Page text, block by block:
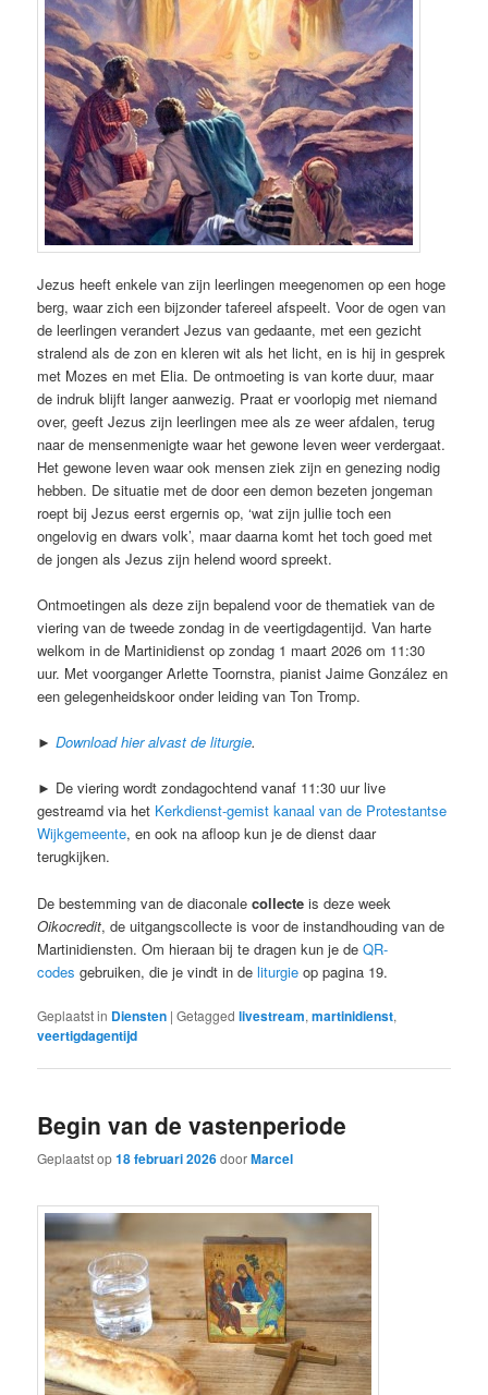
Jezus heeft enkele van zijn leerlingen meegenomen op een hoge
berg, waar zich een bijzonder tafereel afspeelt. Voor de ogen van
de leerlingen verandert Jezus van gedaante, met een gezicht
stralend als de zon en kleren wit als het licht, en is hij in gesprek
met Mozes en met Elia. De ontmoeting is van korte duur, maar
de indruk blijft langer aanwezig. Praat er voorlopig met niemand
over, geeft Jezus zijn leerlingen mee als ze weer afdalen, terug
naar de mensenmenigte waar het gewone leven weer verdergaat.
Het gewone leven waar ook mensen ziek zijn en genezing nodig
hebben. De situatie met de door een demon bezeten jongeman
roept bij Jezus eerst ergernis op, ‘wat zijn jullie toch een
ongelovig en dwars volk’, maar daarna komt het toch goed met
de jongen als Jezus zijn helend woord spreekt.
Ontmoetingen als deze zijn bepalend voor de thematiek van de
viering van de tweede zondag in de veertigdagentijd. Van harte
welkom in de Martinidienst op zondag 1 maart 2026 om 11:30
uur. Met voorganger Arlette Toornstra, pianist Jaime González en
een gelegenheidskoor onder leiding van Ton Tromp.
►Download hier alvast de liturgie.
► De viering wordt zondagochtend vanaf 11:30 uur live
gestreamd via het Kerkdienst-gemist kanaal van de Protestantse
Wijkgemeente, en ook na afloop kun je de dienst daar
terugkijken.
De bestemming van de diaconalecollecte is deze week
Oikocredit, de uitgangscollecte is voor de instandhouding van de
Martinidiensten. Om hieraan bij te dragen kun je deQR-
codes gebruiken, die je vindt in deliturgie op pagina 19.
Geplaatst in Diensten |Getagged livestream,martinidienst,
veertigdagentijd
Begin van de vastenperiode
Geplaatst op18 februari 2026doorMarcel